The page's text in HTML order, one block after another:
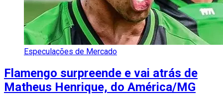
Especulações de Mercado
Flamengo surpreende e vai atrás de
Matheus Henrique, do América/MG